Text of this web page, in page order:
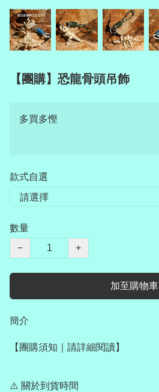
【團購】恐龍骨頭吊飾
多買多慳
款式自選
數量
−
+
加至購物車
簡介
【團購須知｜請詳細閱讀】
⚠️ 關於到貨時間